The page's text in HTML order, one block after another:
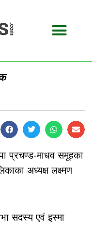
प्रचण्ड-माधव समूहका
अध्यक्ष लक्ष्मण
सदस्य एवं इस्मा